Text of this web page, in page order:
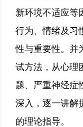
新环境不适应等
行为、情绪及习
性与重要性。并
试方法，从心理
题、严重神经症
深入，逐一讲解
的理论指导。